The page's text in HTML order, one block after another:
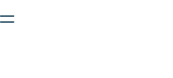
безопасную работу с сайтом. Пожалуйста